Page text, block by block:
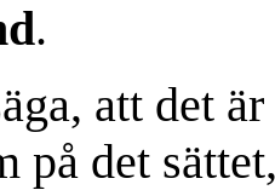
.
att det
på det